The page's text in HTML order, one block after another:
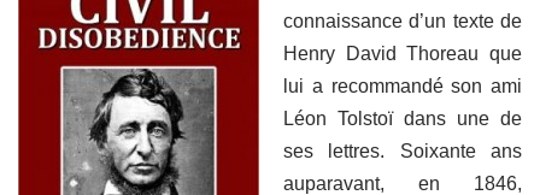
connaissance d’un texte de
Henry David Thoreau que
lui a recommandé son ami
Léon Tolstoï dans une de
ses lettres. Soixante ans
auparavant, en 1846,